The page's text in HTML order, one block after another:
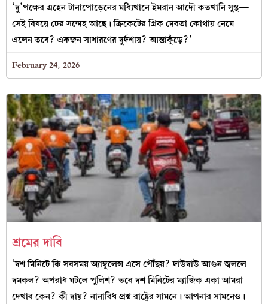
‘দু’পক্ষের এহেন টানাপোড়েনের মধ্যিখানে ইমরান আদৌ কতখানি সুস্থ—
সেই বিষয়ে ঢের সন্দেহ আছে। ক্রিকেটের গ্রিক দেবতা কোথায় নেমে
এলেন তবে? একজন সাধারণের দুর্দশায়? আস্তাকুঁড়ে?’
February 24, 2026
শ্রমের দাবি
‘দশ মিনিটে কি সবসময় অ্যাম্বুলেন্স এসে পৌঁছয়? দাউদাউ আগুন জ্বললে
দমকল? অপরাধ ঘটলে পুলিশ? তবে দশ মিনিটের ম্যাজিক একা আমরা
দেখাব কেন? কী দায়? নানাবিধ প্রশ্ন রাষ্ট্রের সামনে। আপনার সামনেও।